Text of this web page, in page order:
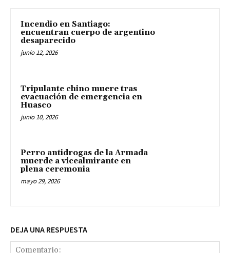
Incendio en Santiago:
encuentran cuerpo de argentino
desaparecido
junio 12, 2026
Tripulante chino muere tras
evacuación de emergencia en
Huasco
junio 10, 2026
Perro antidrogas de la Armada
muerde a vicealmirante en
plena ceremonia
mayo 29, 2026
DEJA UNA RESPUESTA